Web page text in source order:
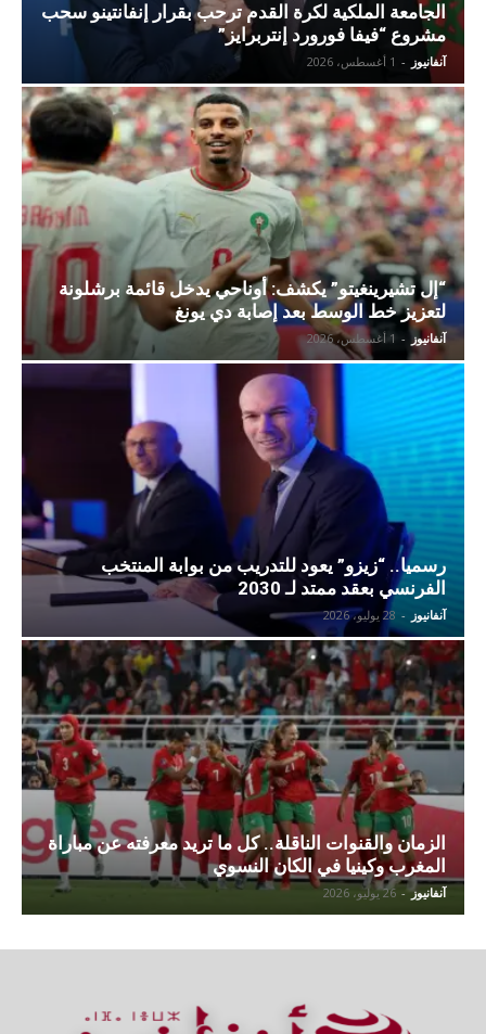
الجامعة الملكية لكرة القدم ترحب بقرار إنفانتينو سحب
مشروع “فيفا فورورد إنتربرايز”
آنفانيوز - 1 أغسطس، 2026
“إل تشيرينغيتو” يكشف: أوناحي يدخل قائمة برشلونة
لتعزيز خط الوسط بعد إصابة دي يونغ
آنفانيوز - 1 أغسطس، 2026
رسميا.. “زيزو” يعود للتدريب من بوابة المنتخب
الفرنسي بعقد ممتد لـ 2030
آنفانيوز - 28 يوليو، 2026
الزمان والقنوات الناقلة.. كل ما تريد معرفته عن مباراة
المغرب وكينيا في الكان النسوي
آنفانيوز - 26 يوليو، 2026